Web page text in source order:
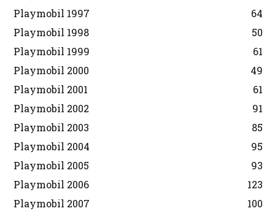
Playmobil 1997
64
Playmobil 1998
50
Playmobil 1999
61
Playmobil 2000
49
Playmobil 2001
61
Playmobil 2002
91
Playmobil 2003
85
Playmobil 2004
95
Playmobil 2005
93
Playmobil 2006
123
Playmobil 2007
100